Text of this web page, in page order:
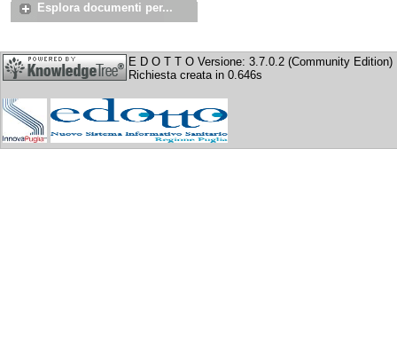
Esplora documenti per...
E D O T T O Versione: 3.7.0.2 (Community Edition)
Richiesta creata in 0.646s